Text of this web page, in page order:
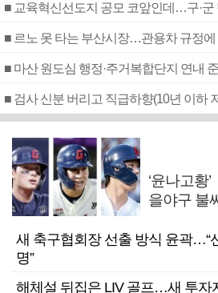
■ 교육혁신선도지 공모 코앞인데…구·군
■ 르노 못 타는 부산시장…관용차 규정에
■ 마산 원도심 행정·주거복합단지 연내
‘윤나고
을야구 불
새 축구협회장 선출 방식 윤곽…“
명”
해체설 뒤집은 LIV 골프…새 투자